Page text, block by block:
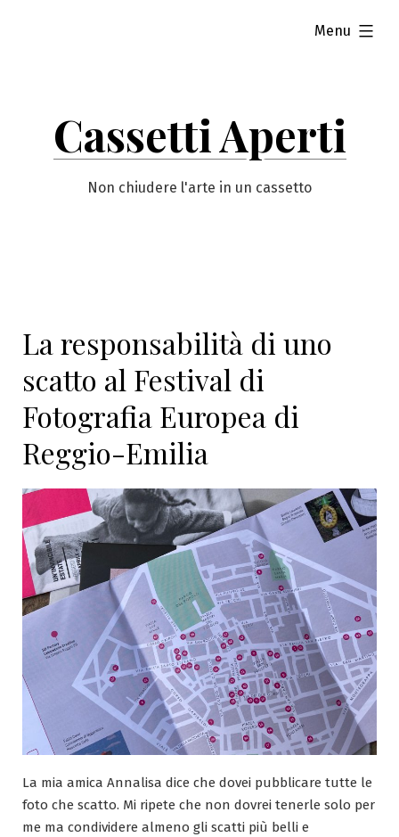
Cassetti Aperti
Non chiudere l'arte in un cassetto
Menu
esteso
La responsabilità di uno
scatto al Festival di
Fotografia Europea di
Reggio-Emilia
La mia amica Annalisa dice che dovei pubblicare tutte le
foto che scatto. Mi ripete che non dovrei tenerle solo per
me ma condividere almeno gli scatti più belli e